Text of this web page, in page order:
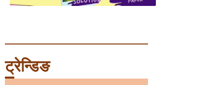
ट्रेन्डिङ